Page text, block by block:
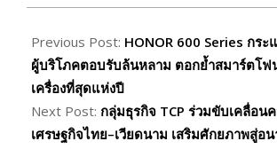
06-
15
Previous Post: HONOR 600 Series กระ
ผู้บริโภคตอบรับล้นหลาม ตอกย้ำสมาร์ตโฟ
เครื่องที่สุดแห่งปี
Next Post: กลุ่มธุรกิจ TCP ร่วมขับเคลื่อน
เศรษฐกิจไทย–เวียดนาม เสริมศักยภาพสู่อ